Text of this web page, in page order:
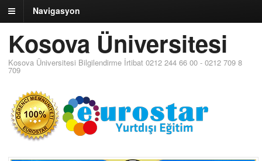
Navigasyon
Kosova Üniversitesi
Kosova Üniversitesi Bilgilendirme İrtibat 0212 244 66 00 - 0212 709 8
709